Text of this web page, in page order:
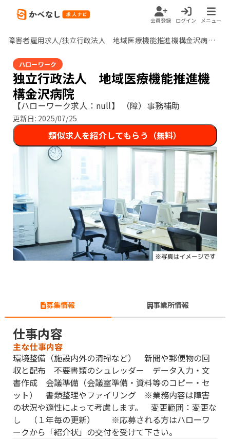
会員登録 ログイン メニュー
障害者雇用求人/独立行政法人 地域医療機能推進機構金沢病院/null
ハローワーク
独立行政法人 地域医療機能推進機
構金沢病院
【ハローワーク求人：null】 （障）事務補助
更新日: 2025/07/25
類似求人を紹介してもらう（無料）
募集情報 事業所情報
仕事内容
主な仕事内容
環境整備（施設内外の清掃など） 新聞や郵便物の回
収と配布 不要書類のシュレッダー データ入力・文
書作成 会議準備（会議室準備・資料等のコピー・セ
ット） 書類整理やファイリング ※業務内容は障害
の状況や適性によって考慮します。 変更範囲：変更な
し （１年毎の更新） ※応募される方はハローワ
ークから「紹介状」の交付を受けて下さい。